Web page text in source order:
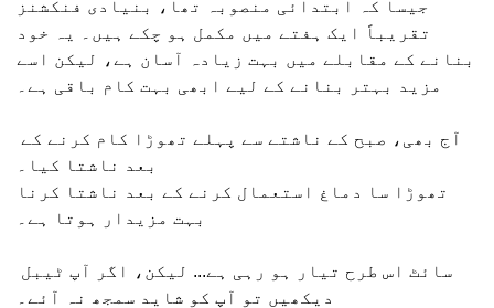
جیسا کہ ابتدائی منصوبہ تھا، بنیادی فنکشنز
تقریباً ایک ہفتے میں مکمل ہو چکے ہیں۔ یہ خود
بنانے کے مقابلے میں بہت زیادہ آسان ہے، لیکن اسے
مزید بہتر بنانے کے لیے ابھی بہت کام باقی ہے۔
آج بھی، صبح کے ناشتے سے پہلے تھوڑا کام کرنے کے
بعد ناشتا کیا۔
تھوڑا سا دماغ استعمال کرنے کے بعد ناشتا کرنا
بہت مزیدار ہوتا ہے۔
سائٹ اس طرح تیار ہو رہی ہے... لیکن، اگر آپ ٹیبل
دیکھیں تو آپ کو شاید سمجھ نہ آئے۔